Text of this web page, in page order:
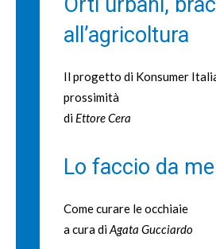
all’agricoltura
Il progetto di Konsumer
prossimità
di Ettore Cera
Lo faccio da me
Come curare le occhiaie
a cura diAgata Gucciardo